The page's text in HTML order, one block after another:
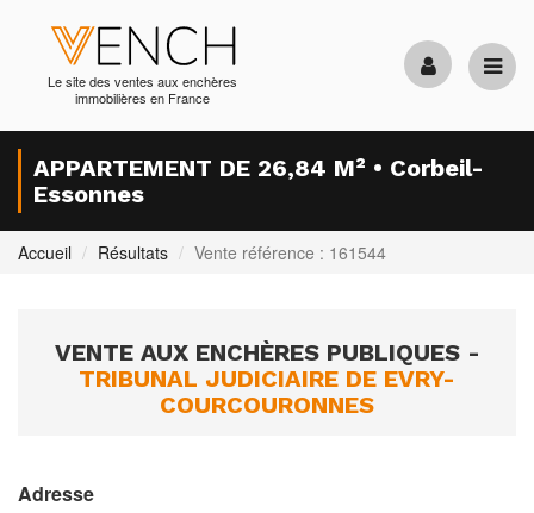
Le site des ventes aux enchères
immobilières en France
APPARTEMENT DE 26,84 M² • Corbeil-
Essonnes
Accueil Résultats Vente référence : 161544
VENTE AUX ENCHÈRES PUBLIQUES -
TRIBUNAL JUDICIAIRE DE EVRY-
COURCOURONNES
Adresse